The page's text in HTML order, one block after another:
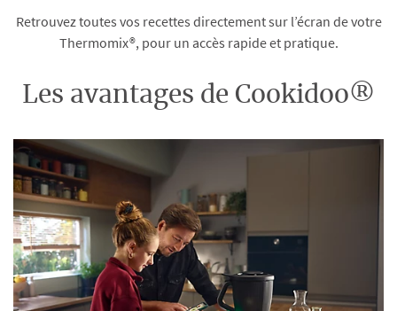
Retrouvez toutes vos recettes directement sur l’écran de votre
Thermomix®, pour un accès rapide et pratique.
Les avantages de Cookidoo®